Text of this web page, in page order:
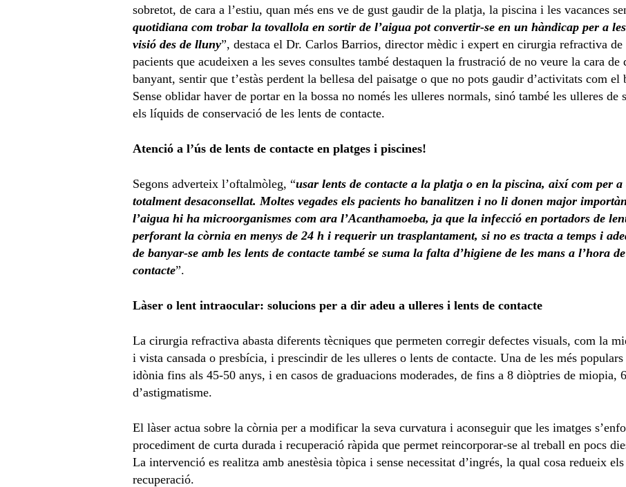
sobretot, de cara a l’estiu, quan més ens ve de gust gaudir de la platja, la piscina i les vacances
quotidiana com trobar la tovallola en sortir de l’aigua pot convertir-se en un hàndicap per a
visió des de lluny”, destaca el Dr. Carlos Barrios, director mèdic i expert en cirurgia refractiva
pacients que acudeixen a les seves consultes també destaquen la frustració de no veure la cara de
banyant, sentir que t’estàs perdent la bellesa del paisatge o que no pots gaudir d’activitats com
Sense oblidar haver de portar en la bossa no només les ulleres normals, sinó també les ulleres
els líquids de conservació de les lents de contacte.
Atenció a l’ús de lents de contacte en platges i piscines!
Segons adverteix l’oftalmòleg, “usar lents de contacte a la platja o en la piscina, així com per a
totalment desaconsellat. Moltes vegades els pacients ho banalitzen i no li donen major
l’aigua hi ha microorganismes com ara l’Acanthamoeba, ja que la infecció en portadors de
perforant la còrnia en menys de 24 h i requerir un trasplantament, si no es tracta a temps i
de banyar-se amb les lents de contacte també se suma la falta d’higiene de les mans a l’hora
contacte”.
Làser o lent intraocular: solucions per a dir adeu a ulleres i lents de contacte
La cirurgia refractiva abasta diferents tècniques que permeten corregir defectes visuals, com la
i vista cansada o presbícia, i prescindir de les ulleres o lents de contacte. Una de les més
idònia fins als 45-50 anys, i en casos de graduacions moderades, de fins a 8 diòptries de miopia,
d’astigmatisme.
El làser actua sobre la còrnia per a modificar la seva curvatura i aconseguir que les imatges
procediment de curta durada i recuperació ràpida que permet reincorporar-se al treball en pocs
La intervenció es realitza amb anestèsia tòpica i sense necessitat d’ingrés, la qual cosa redueix
recuperació.